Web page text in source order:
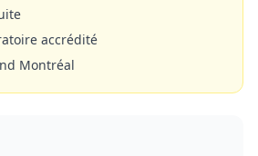
accrédité
Montréal